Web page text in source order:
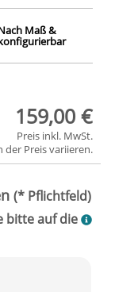
Maß &
159,00 €
Preis inkl. MwSt.
der Preis variieren.